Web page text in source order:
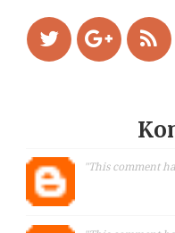
"This comment